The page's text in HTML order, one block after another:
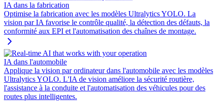
IA dans la fabrication
Optimise la fabrication avec les modèles Ultralytics YOLO. La
vision par IA favorise le contrôle qualité, la détection des défauts, la
conformité aux EPI et l'automatisation des chaînes de montage.
IA dans l'automobile
Applique la vision par ordinateur dans l'automobile avec les modèles
Ultralytics YOLO. L'IA de vision améliore la sécurité routière,
l'assistance à la conduite et l'automatisation des véhicules pour des
routes plus intelligentes.